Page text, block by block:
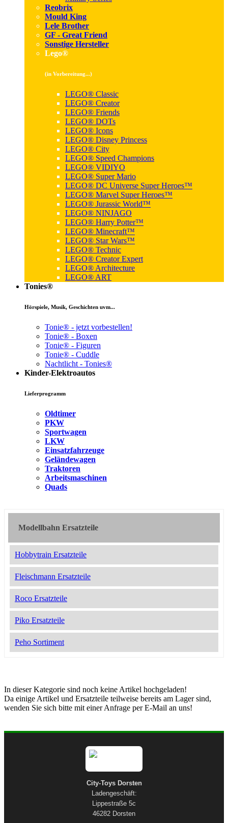
Reobrix
Mould King
Lele Brother
GF - Great Friend
Sonstige Hersteller
Lego®
(in Vorbereitung...)
LEGO® Classic
LEGO® Creator
LEGO® Friends
LEGO® DOTs
LEGO® Icons
LEGO® Disney Princess
LEGO® City
LEGO® Speed Champions
LEGO® VIDIYO
LEGO® Super Mario
LEGO® DC Universe Super Heroes™
LEGO® Marvel Super Heroes™
LEGO® Jurassic World™
LEGO® NINJAGO
LEGO® Harry Potter™
LEGO® Minecraft™
LEGO® Star Wars™
LEGO® Technic
LEGO® Creator Expert
LEGO® Architecture
LEGO® ART
Tonies®
Hörspiele, Musik, Geschichten uvm...
Tonie® - jetzt vorbestellen!
Tonie® - Boxen
Tonie® - Figuren
Tonie® - Cuddle
Nachtlicht - Tonies®
Kinder-Elektroautos
Lieferprogramm
Oldtimer
PKW
Sportwagen
LKW
Einsatzfahrzeuge
Geländewagen
Traktoren
Arbeitsmaschinen
Quads
Modellbahn Ersatzteile
Hobbytrain Ersatzteile
Fleischmann Ersatzteile
Roco Ersatzteile
Piko Ersatzteile
Peho Sortiment
In dieser Kategorie sind noch keine Artikel hochgeladen!
Da einige Artikel und Ersatzteile teilweise bereits am Lager sind,
wenden Sie sich bitte mit einer Anfrage per E-Mail an uns!
City-Toys Dorsten
Ladengeschäft:
Lippestraße 5c
46282 Dorsten